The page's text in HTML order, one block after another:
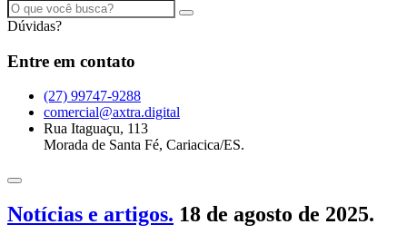
Dúvidas?
Entre em contato
(27) 99747-9288
comercial@axtra.digital
Rua Itaguaçu, 113
Morada de Santa Fé, Cariacica/ES.
Notícias e artigos. 18 de agosto de 2025.